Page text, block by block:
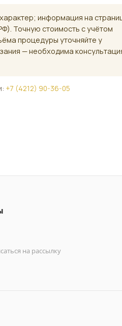
информация на
Точную стоимость с учётом
процедуры уточняйте у
— необходима
+7 (4212) 90-36-05
на рассылку